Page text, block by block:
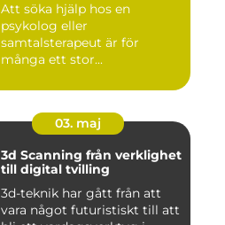
Att söka hjälp hos en
psykolog eller
samtalsterapeut är för
många ett stor...
03. maj
3d Scanning från verklighet
till digital tvilling
3d-teknik har gått från att
vara något futuristiskt till att